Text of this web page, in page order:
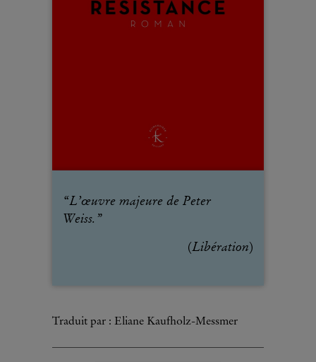
“L’œuvre majeure de Peter
Weiss. ”
( Libération)
Traduit par : Eliane Kaufholz-Messmer